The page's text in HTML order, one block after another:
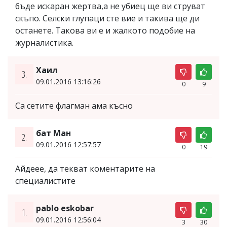
бъде искаран жертва,а не убиец ще ви струват
скъпо. Селски глупаци сте вие и такива ще ди
останете. Такова ви е и жалкото подобие на
журналистика.
3. Хаил
09.01.2016 13:16:26 0 9
Са сетите флагман ама късно
2. бат Ман
09.01.2016 12:57:57 0 19
Айдеее, да текват коментарите на
специалистите
1. pablo eskobar
09.01.2016 12:56:04 3 30